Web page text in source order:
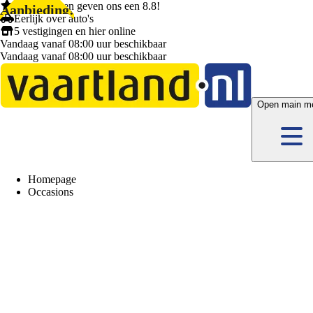
1.404 klanten geven ons een 8.8!
Eerlijk over auto's
5 vestigingen en hieronline
Vandaag vanaf 08:00 uur beschikbaar
Vandaag vanaf 08:00 uur beschikbaar
Open main
Homepage
Occasions
Aanbieding!